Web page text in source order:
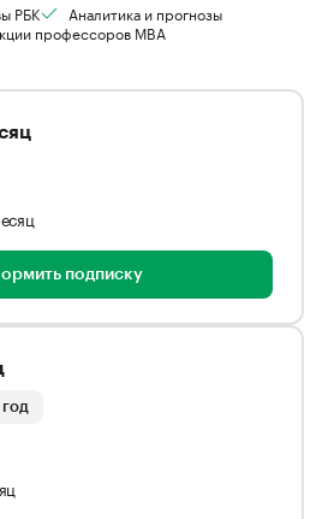
РБК
Аналитика и прогнозы
профессоров MBA
подписку